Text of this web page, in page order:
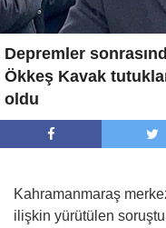
Depremler
Ökkeş Kavak
oldu
Kahramanmaraş
ilişkin yürütülen